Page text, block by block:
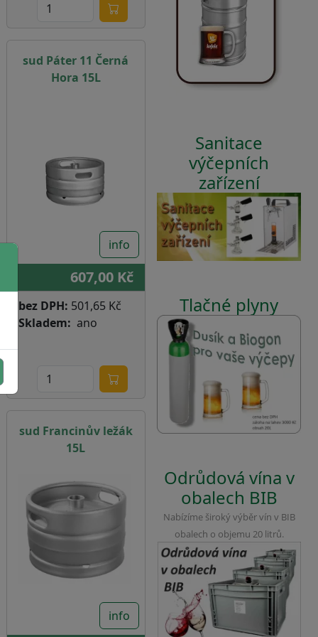
sud Páter 11 Černá
Hora 15L
info
607,00 Kč
bez DPH: 501,65 Kč
Skladem
ano
sud Francinův ležák
15L
info
Sanitace
výčepních
zařízení
Tlačné plyny
Odrůdová vína v
obalech BIB
Nabízíme široký výběr vín v BIB
obalech o objemu 20 litrů.